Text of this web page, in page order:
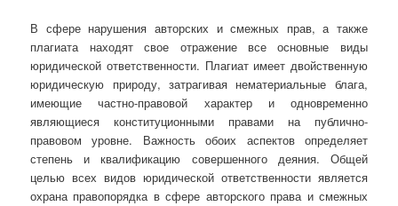
В сфере нарушения авторских и смежных прав, а также
плагиата находят свое отражение все основные виды
юридической ответственности. Плагиат имеет двойственную
юридическую природу, затрагивая нематериальные блага,
имеющие частно-правовой характер и одновременно
являющиеся конституционными правами на публично-
правовом уровне. Важность обоих аспектов определяет
степень и квалификацию совершенного деяния. Общей
целью всех видов юридической ответственности является
охрана правопорядка в сфере авторского права и смежных